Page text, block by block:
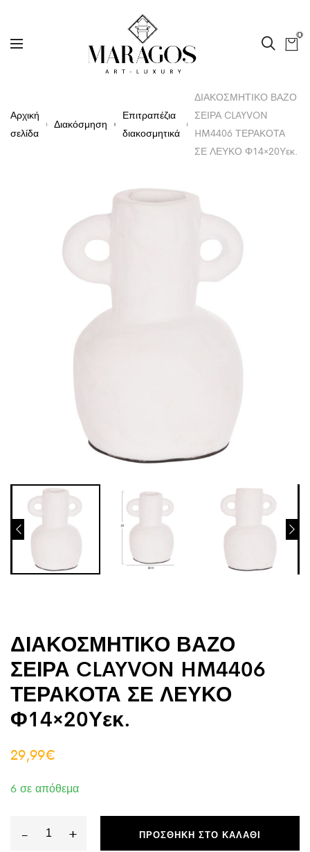
0
Αρχική
σελίδα
Διακόσμηση
Επιτραπέζια
διακοσμητικά
ΔΙΑΚΟΣΜΗΤΙΚΟ ΒΑΖΟ
ΣΕΙΡΑ CLAYVON
HM4406 ΤΕΡΑΚΟΤΑ
ΣΕ ΛΕΥΚΟ Φ14×20Υεκ.
ΔΙΑΚΟΣΜΗΤΙΚΟ ΒΑΖΟ
ΣΕΙΡΑ CLAYVON HM4406
ΤΕΡΑΚΟΤΑ ΣΕ ΛΕΥΚΟ
Φ14×20Υεκ.
29,99€
6 σε απόθεμα
-
ΔΙΑΚΟΣΜΗΤΙΚΟ
+ ΠΡΟΣΘΉΚΗ ΣΤΟ ΚΑΛΆΘΙ